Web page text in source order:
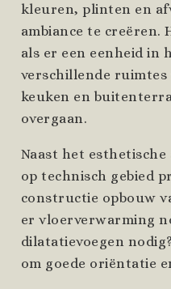
kleuren, plinten en
ambiance te creëren.
als er een eenheid in
verschillende ruimtes
keuken en
overgaan.
Naast het
op technisch gebied
constructie opbouw
er vloerverwarming
dilatatievoegen
om goede oriëntatie